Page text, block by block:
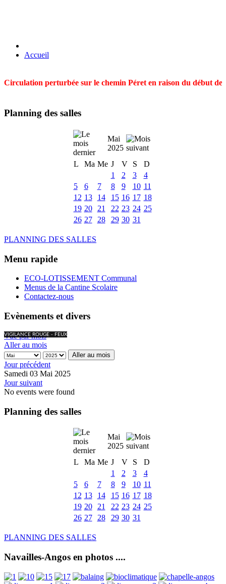
Accueil
Circulation perturbée sur le chemin Péret en raison du début
Planning des salles
Mai
2025
L
Ma Me J V S
D
1
2 3
4
5
6 7 8 9 10 11
12 13 14 15 16 17 18
19 20 21 22 23 24 25
26 27 28 29 30 31
PLANNING DES SALLES
Menu rapide
ECO-LOTISSEMENT Communal
Menus de la Cantine Scolaire
Contactez-nous
Evènements et divers
VIGILANCE ROUGE - FEUX
Vue par mois
Aller au mois
Aller au mois
Jour précédent
Samedi 03 Mai 2025
Jour suivant
No events were found
Planning des salles
Mai
2025
L
Ma Me J V S
D
1
2 3
4
5
6 7 8 9 10 11
12 13 14 15 16 17 18
19 20 21 22 23 24 25
26 27 28 29 30 31
PLANNING DES SALLES
Navailles-Angos en photos ....